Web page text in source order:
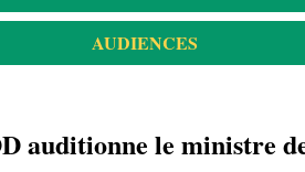
AUDIENCES
auditionne le ministre